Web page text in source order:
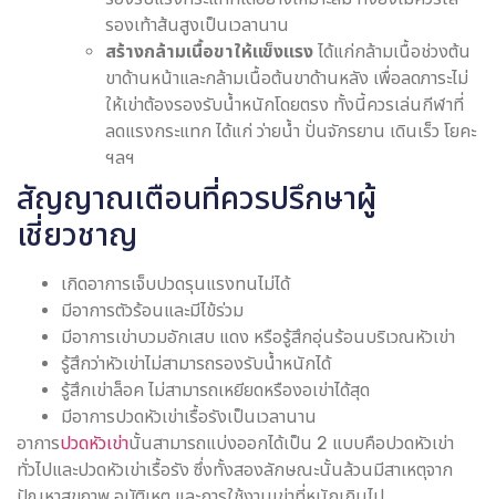
รองเท้าส้นสูงเป็นเวลานาน
สร้างกล้ามเนื้อขาให้แข็งแรง ได้แก่กล้ามเนื้อช่วงต้น
ขาด้านหน้าและกล้ามเนื้อต้นขาด้านหลัง เพื่อลดภาระไม่
ให้เข่าต้องรองรับน้ำหนักโดยตรง ทั้งนี้ควรเล่นกีฬาที่
ลดแรงกระแทก ได้แก่ ว่ายน้ำ ปั่นจักรยาน เดินเร็ว โยคะ
ฯลฯ
สัญญาณเตือนที่ควรปรึกษาผู้
เชี่ยวชาญ
เกิดอาการเจ็บปวดรุนแรงทนไม่ได้
มีอาการตัวร้อนและมีไข้ร่วม
มีอาการเข่าบวมอักเสบ แดง หรือรู้สึกอุ่นร้อนบริเวณหัวเข่า
รู้สึกว่าหัวเข่าไม่สามารถรองรับน้ำหนักได้
รู้สึกเข่าล็อค ไม่สามารถเหยียดหรืองอเข่าได้สุด
มีอาการปวดหัวเข่าเรื้อรังเป็นเวลานาน
อาการปวดหัวเข่านั้นสามารถแบ่งออกได้เป็น 2 แบบคือปวดหัวเข่า
ทั่วไปและปวดหัวเข่าเรื้อรัง ซึ่งทั้งสองลักษณะนั้นล้วนมีสาเหตุจาก